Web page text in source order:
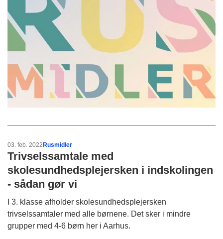
03. feb. 2022 Rusmidler
Trivselssamtale med
skolesundhedsplejersken i indskolingen
- sådan gør vi
I 3. klasse afholder skolesundhedsplejersken
trivselssamtaler med alle børnene. Det sker i mindre
grupper med 4-6 børn her i Aarhus.